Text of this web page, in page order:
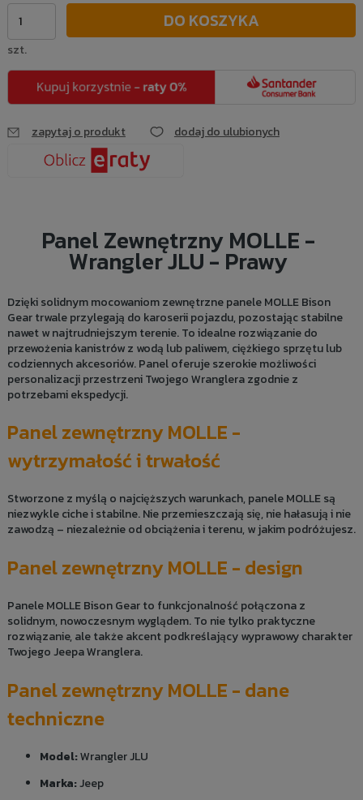
szt.
DO KOSZYKA
zapytaj o produkt dodaj do ulubionych
Panel Zewnętrzny MOLLE -
Wrangler JLU - Prawy
Dzięki solidnym mocowaniom zewnętrzne panele MOLLE Bison
Gear trwale przylegają do karoserii pojazdu, pozostając stabilne
nawet w najtrudniejszym terenie. To idealne rozwiązanie do
przewożenia kanistrów z wodą lub paliwem, ciężkiego sprzętu lub
codziennych akcesoriów. Panel oferuje szerokie możliwości
personalizacji przestrzeni Twojego Wranglera zgodnie z
potrzebami ekspedycji.
Panel zewnętrzny MOLLE -
wytrzymałość i trwałość
Stworzone z myślą o najcięższych warunkach, panele MOLLE są
niezwykle ciche i stabilne. Nie przemieszczają się, nie hałasują i nie
zawodzą – niezależnie od obciążenia i terenu, w jakim podróżujesz.
Panel zewnętrzny MOLLE - design
Panele MOLLE Bison Gear to funkcjonalność połączona z
solidnym, nowoczesnym wyglądem. To nie tylko praktyczne
rozwiązanie, ale także akcent podkreślający wyprawowy charakter
Twojego Jeepa Wranglera.
Panel zewnętrzny MOLLE - dane
techniczne
Model:Wrangler JLU
Marka:Jeep